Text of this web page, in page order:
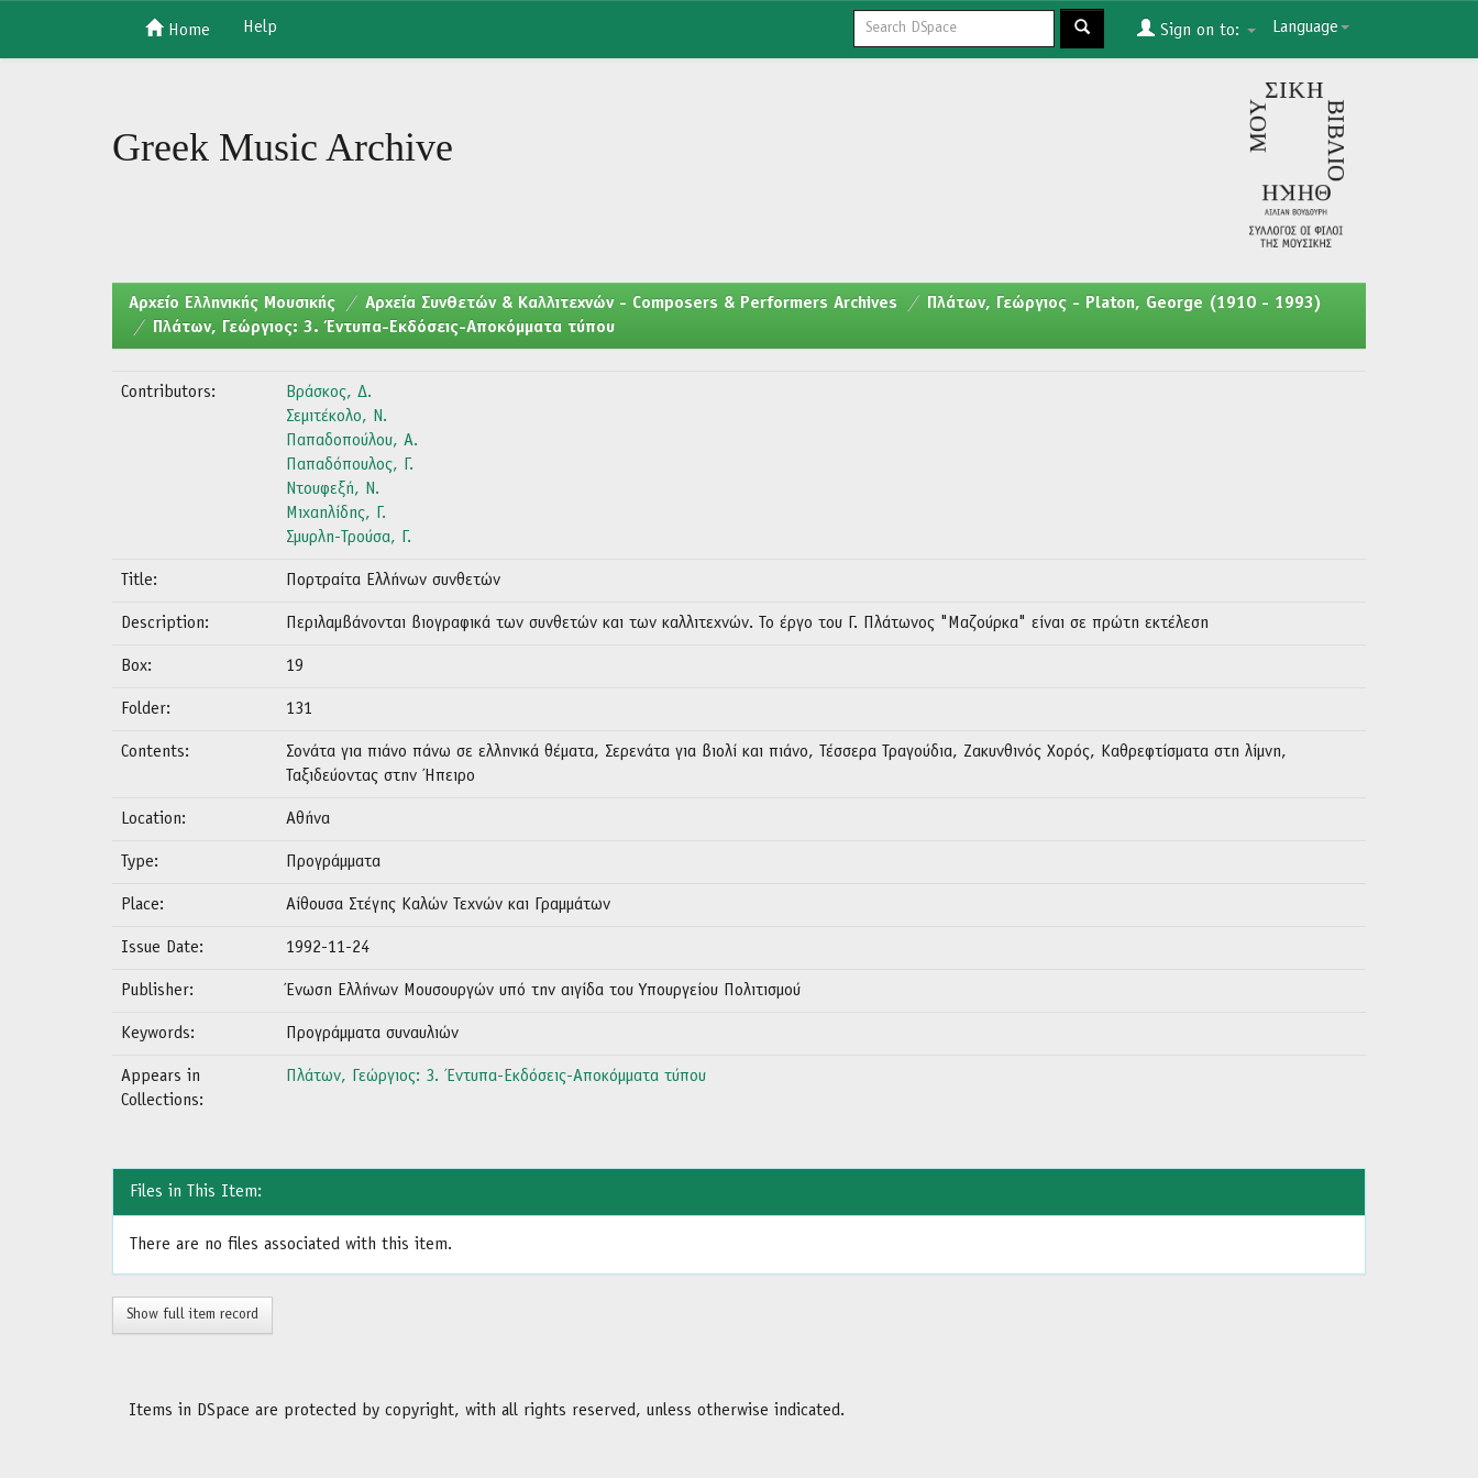
Home Help Language
Sign on to:
Greek Music Archive
Aρχείο Ελληνικής Μουσικής Αρχεία Συνθετών & Καλλιτεχνών - Composers & Performers Archives
Πλάτων, Γεώργιος - Platon, George (1910 - 1993)
Πλάτων, Γεώργιος: 3. Έντυπα-Εκδόσεις-Αποκόμματα τύπου
Contributors:
Βράσκος, Δ.
Σεμιτέκολο, Ν.
Παπαδοπούλου, Α.
Παπαδόπουλος, Γ.
Ντουφεξή, Ν.
Μιχαηλίδης, Γ.
Σμυρλη-Τρούσα, Γ.
Title: Πορτραίτα Ελλήνων συνθετών
Description: Περιλαμβάνονται βιογραφικά των συνθετών και των καλλιτεχνών. Το έργο του Γ. Πλάτωνος "Μαζούρκα" είναι σε πρώτη εκτέλεση
Box: 19
Folder: 131
Contents:
Σονάτα για πιάνο πάνω σε ελληνικά θέματα, Σερενάτα για βιολί και πιάνο, Τέσσερα Τραγούδια, Ζακυνθινός Χορός, Καθρεφτίσματα στη λίμνη,
Ταξιδεύοντας στην Ήπειρο
Location: Αθήνα
Type: Προγράμματα
Place: Αίθουσα Στέγης Καλών Τεχνών και Γραμμάτων
Issue Date: 1992-11-24
Publisher: Ένωση Ελλήνων Μουσουργών υπό την αιγίδα του Υπουργείου Πολιτισμού
Keywords: Προγράμματα συναυλιών
Appears in
Collections:
Πλάτων, Γεώργιος: 3. Έντυπα-Εκδόσεις-Αποκόμματα τύπου
Files in This Item:
There are no files associated with this item.
Show full item record
Items in DSpace are protected by copyright, with all rights reserved, unless otherwise indicated.